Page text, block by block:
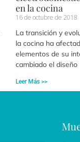
en la cocina
16 de octubre de 2018
La transición y
la cocina ha
elementos de su
cambiado el diseño
Leer Más >>